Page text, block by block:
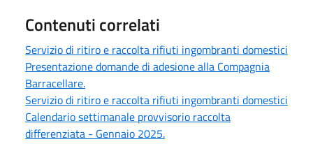
Contenuti correlati
Servizio di ritiro e raccolta rifiuti ingombranti domestici
Presentazione domande di adesione alla Compagnia
Barracellare.
Servizio di ritiro e raccolta rifiuti ingombranti domestici
Calendario settimanale provvisorio raccolta
differenziata - Gennaio 2025.